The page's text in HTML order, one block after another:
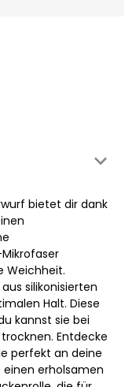
bietet dir dank
Weichheit.
silikonisierten
Halt. Diese
kannst sie bei
Entdecke
perfekt an deine
einen erholsamen